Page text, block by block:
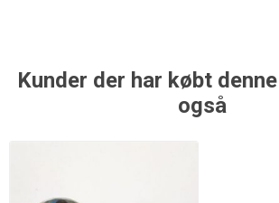
Kunder der har købt
også